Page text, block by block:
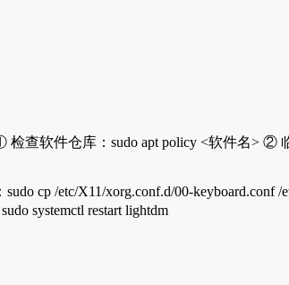
查软件仓库：sudo apt policy <软件名> ②
cp /etc/X11/xorg.conf.d/00-keyboard.conf /
systemctl restart lightdm